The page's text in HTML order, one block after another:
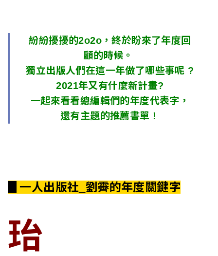
s
o
i
紛紛擾擾的2o2o，終於盼來了年度回
顧的時候。
獨立出版人們在這一年做了哪些事呢 ?
2021年又有什麼新計畫?
一起來看看總編輯們的年度代表字，
還有主題的推薦書單 !
▊一人出版社_劉霽的年度關鍵字
珆